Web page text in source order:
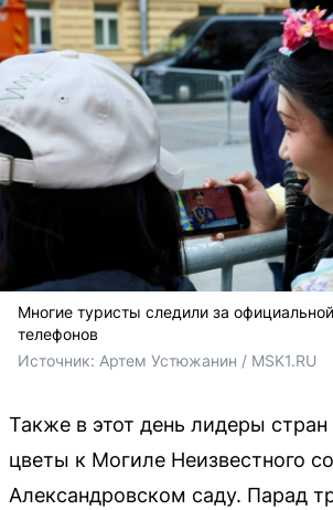
Многие туристы следили за
телефонов
Источник: Артем Устюжанин / MSK1.RU
Также в этот день лидеры
цветы к Могиле Неизвестного
Александровском саду. Парад